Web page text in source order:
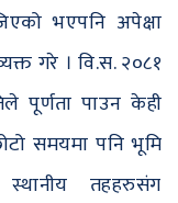
भएपनि अपेक्षा
गरे । वि.स. २०८१
पूर्णता पाउन केही
समयमा पनि भूमि
तहहरुसंग